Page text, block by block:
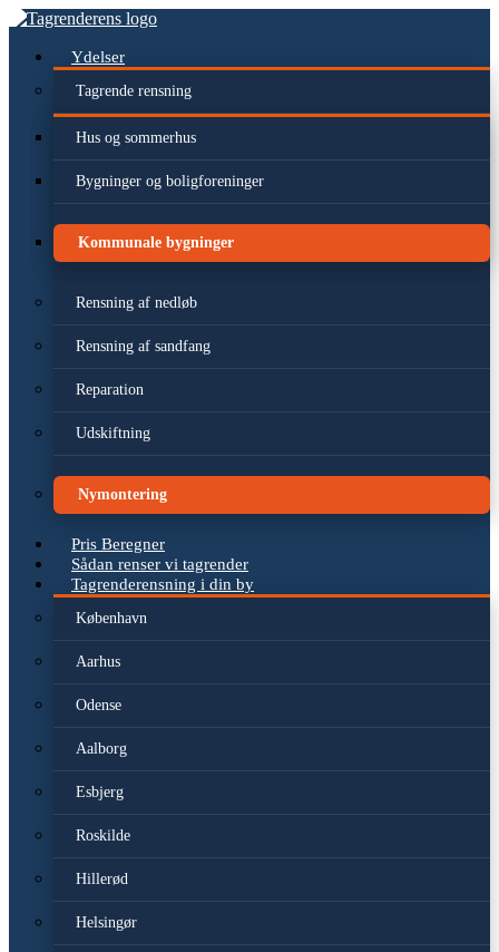
Videre
indhold
Ydelser
Tagrende rensning
Hus og sommerhus
Bygninger og boligforeninger
Kommunale bygninger
Rensning af nedløb
Rensning af sandfang
Reparation
Udskiftning
Nymontering
Pris Beregner
Sådan renser vi tagrender
Tagrenderensning i din by
København
Aarhus
Odense
Aalborg
Esbjerg
Roskilde
Hillerød
Helsingør